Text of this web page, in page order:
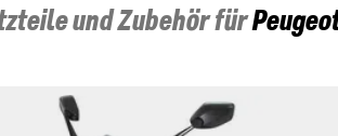
und Zubehör für